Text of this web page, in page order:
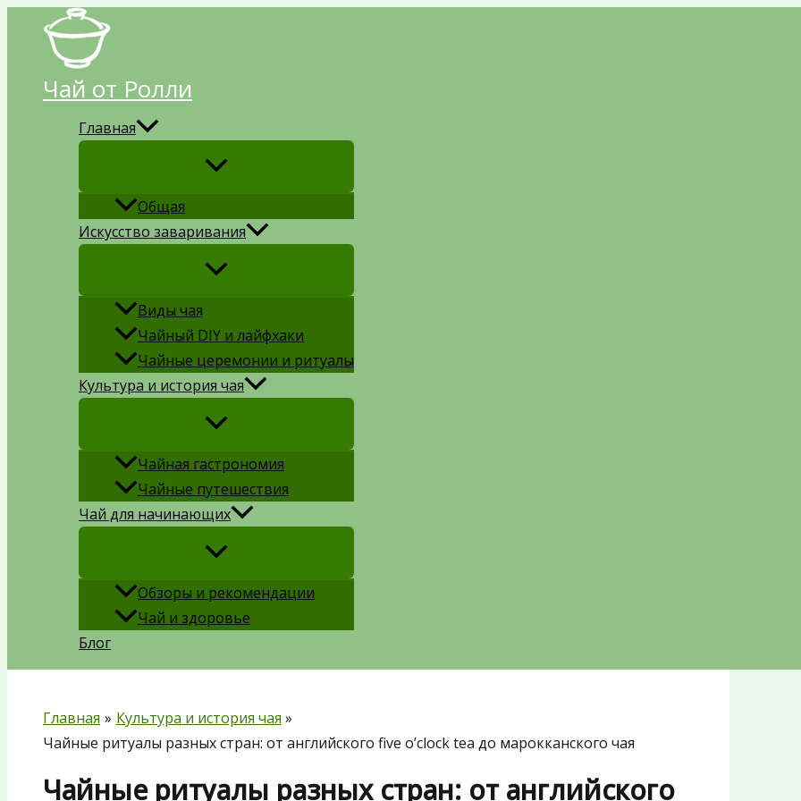
Перейти
содержимому
Чай от Ролли
Главная
Общая
Искусство заваривания
Виды чая
Чайный DIY и лайфхаки
Чайные церемонии и ритуалы
Культура и история чая
Чайная гастрономия
Чайные путешествия
Чай для начинающих
Обзоры и рекомендации
Чай и здоровье
Блог
Главная
Культура и история чая
Чайные ритуалы разных стран: от английского five o’clock tea до марокканского чая
Чайные ритуалы разных стран: от английского